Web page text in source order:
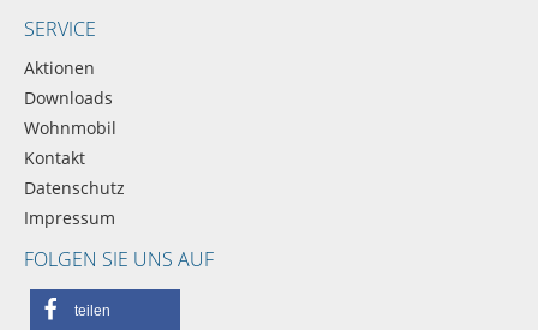
SERVICE
Aktionen
Downloads
Wohnmobil
Kontakt
Datenschutz
Impressum
FOLGEN SIE UNS AUF
teilen